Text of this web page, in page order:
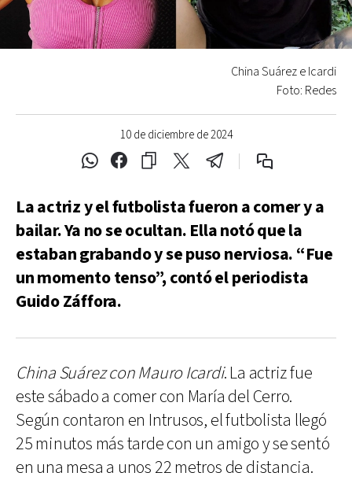
10 de diciembre de 2024
China Suárez e Icardi
Foto: Redes
La actriz y el futbolista fueron a comer y a
bailar. Ya no se ocultan. Ella notó que la
estaban grabando y se puso nerviosa. “Fue
un momento tenso”, contó el periodista
Guido Záffora.
China Suárez con Mauro Icardi. La actriz fue
este sábado a comer con María del Cerro.
Según contaron en Intrusos, el futbolista llegó
25 minutos más tarde con un amigo y se sentó
en una mesa a unos 22 metros de distancia.